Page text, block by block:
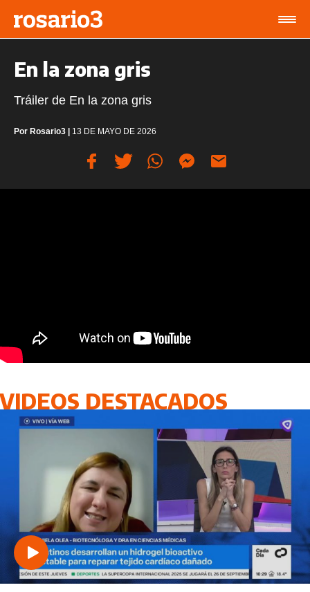
En la zona gris
Tráiler de En la zona gris
Por Rosario3 13 DE MAYO DE 2026
VIDEOS DESTACADOS